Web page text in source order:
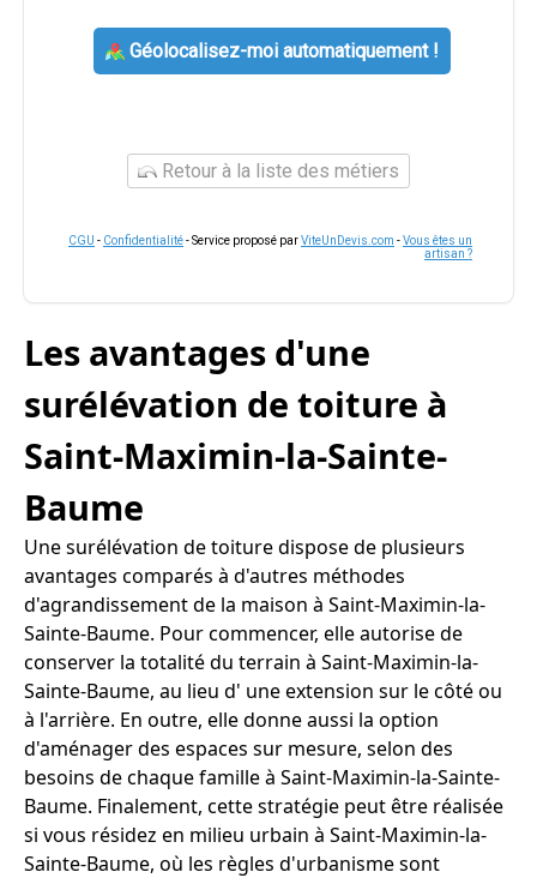
Géolocalisez-moi automatiquement !
Retour à la liste des métiers
CGU - Confidentialité- Service proposé parViteUnDevis.com -Vous êtes un
artisan ?
Les avantages d'une
surélévation de toiture à
Saint-Maximin-la-Sainte-
Baume
Une surélévation de toiture dispose de plusieurs
avantages comparés à d'autres méthodes
d'agrandissement de la maison à Saint-Maximin-la-
Sainte-Baume. Pour commencer, elle autorise de
conserver la totalité du terrain à Saint-Maximin-la-
Sainte-Baume, au lieu d' une extension sur le côté ou
à l'arrière. En outre, elle donne aussi la option
d'aménager des espaces sur mesure, selon des
besoins de chaque famille à Saint-Maximin-la-Sainte-
Baume. Finalement, cette stratégie peut être réalisée
si vous résidez en milieu urbain à Saint-Maximin-la-
Sainte-Baume, où les règles d'urbanisme sont